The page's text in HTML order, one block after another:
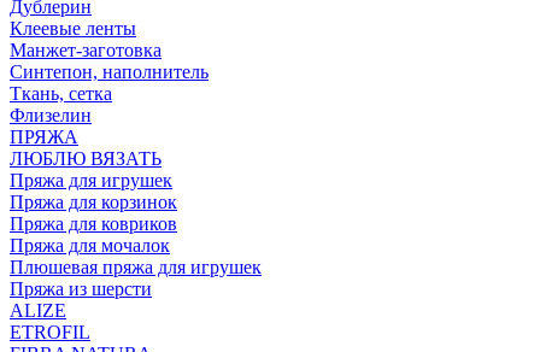
Дублерин
Клеевые ленты
Манжет-заготовка
Синтепон, наполнитель
Ткань, сетка
Флизелин
ПРЯЖА
ЛЮБЛЮ ВЯЗАТЬ
Пряжа для игрушек
Пряжа для корзинок
Пряжа для ковриков
Пряжа для мочалок
Плюшевая пряжа для игрушек
Пряжа из шерсти
ALIZE
ETROFIL